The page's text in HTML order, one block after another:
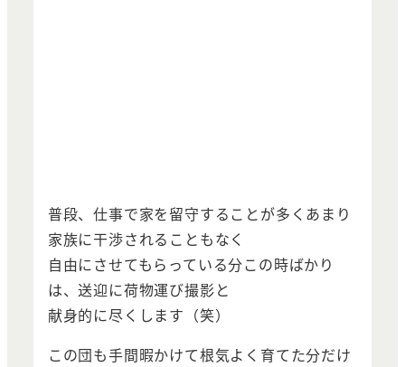
普段、仕事で家を留守することが多くあまり
家族に干渉されることもなく
自由にさせてもらっている分この時ばかり
は、送迎に荷物運び撮影と
献身的に尽くします（笑）
この団も手間暇かけて根気よく育てた分だけ